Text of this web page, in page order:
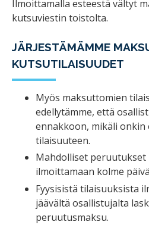
Ilmoittamalla esteestä vältyt
kutsuviestin toistolta.
JÄRJESTÄMÄMME
KUTSUTILAISUUDET
Myös maksuttomien
edellytämme, että
ennakkoon, mikäli onkin
tilaisuuteen.
Mahdolliset peruutukset
ilmoittamaan kolme
Fyysisistä tilaisuuksista
jäävältä osallistujalta
peruutusmaksu.